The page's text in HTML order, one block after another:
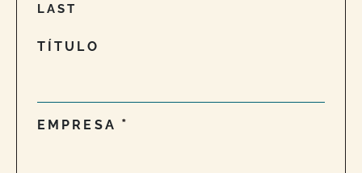
LAST
TÍTULO
EMPRESA